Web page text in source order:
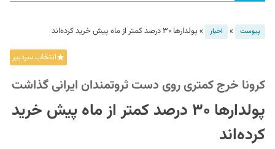
پیوست » اخبار » پولدارها ۳۰ درصد کمتر از ماه پیش خرید کرده‌اند
انتخاب سردبیر
کرونا خرج کمتری روی دست ثروتمندان ایرانی گذاشت
پولدارها ۳۰ درصد کمتر از ماه پیش خرید
کرده‌اند